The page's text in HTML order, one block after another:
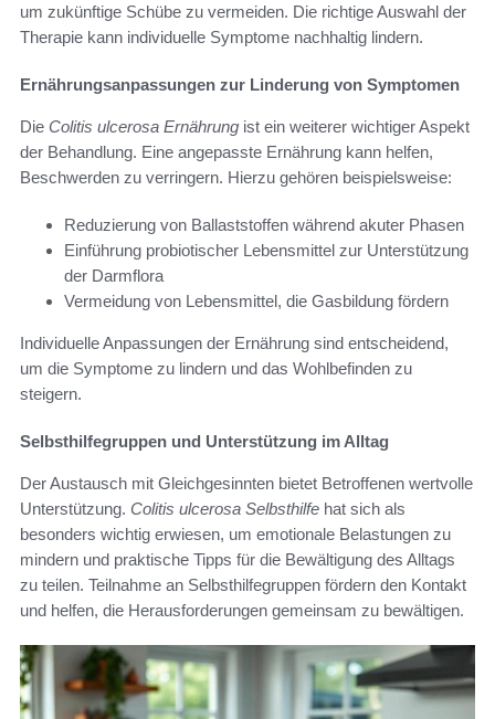
um zukünftige Schübe zu vermeiden. Die richtige Auswahl der
Therapie kann individuelle Symptome nachhaltig lindern.
Ernährungsanpassungen zur Linderung von Symptomen
Die Colitis ulcerosa Ernährung ist ein weiterer wichtiger Aspekt
der Behandlung. Eine angepasste Ernährung kann helfen,
Beschwerden zu verringern. Hierzu gehören beispielsweise:
Reduzierung von Ballaststoffen während akuter Phasen
Einführung probiotischer Lebensmittel zur Unterstützung
der Darmflora
Vermeidung von Lebensmittel, die Gasbildung fördern
Individuelle Anpassungen der Ernährung sind entscheidend,
um die Symptome zu lindern und das Wohlbefinden zu
steigern.
Selbsthilfegruppen und Unterstützung im Alltag
Der Austausch mit Gleichgesinnten bietet Betroffenen wertvolle
Unterstützung. Colitis ulcerosa Selbsthilfe hat sich als
besonders wichtig erwiesen, um emotionale Belastungen zu
mindern und praktische Tipps für die Bewältigung des Alltags
zu teilen. Teilnahme an Selbsthilfegruppen fördern den Kontakt
und helfen, die Herausforderungen gemeinsam zu bewältigen.